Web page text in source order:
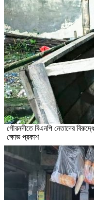
গৌরনদীতে বিএনপি নেতাদের
ক্ষোভ প্রকাশ